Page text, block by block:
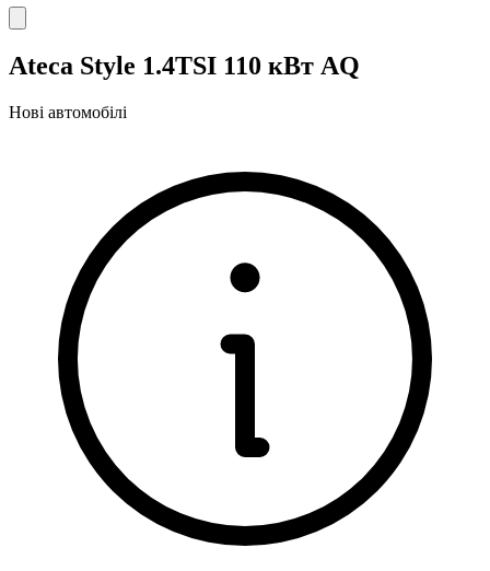
Ateca Style 1.4TSI 110 кВт AQ
Нові автомобілі